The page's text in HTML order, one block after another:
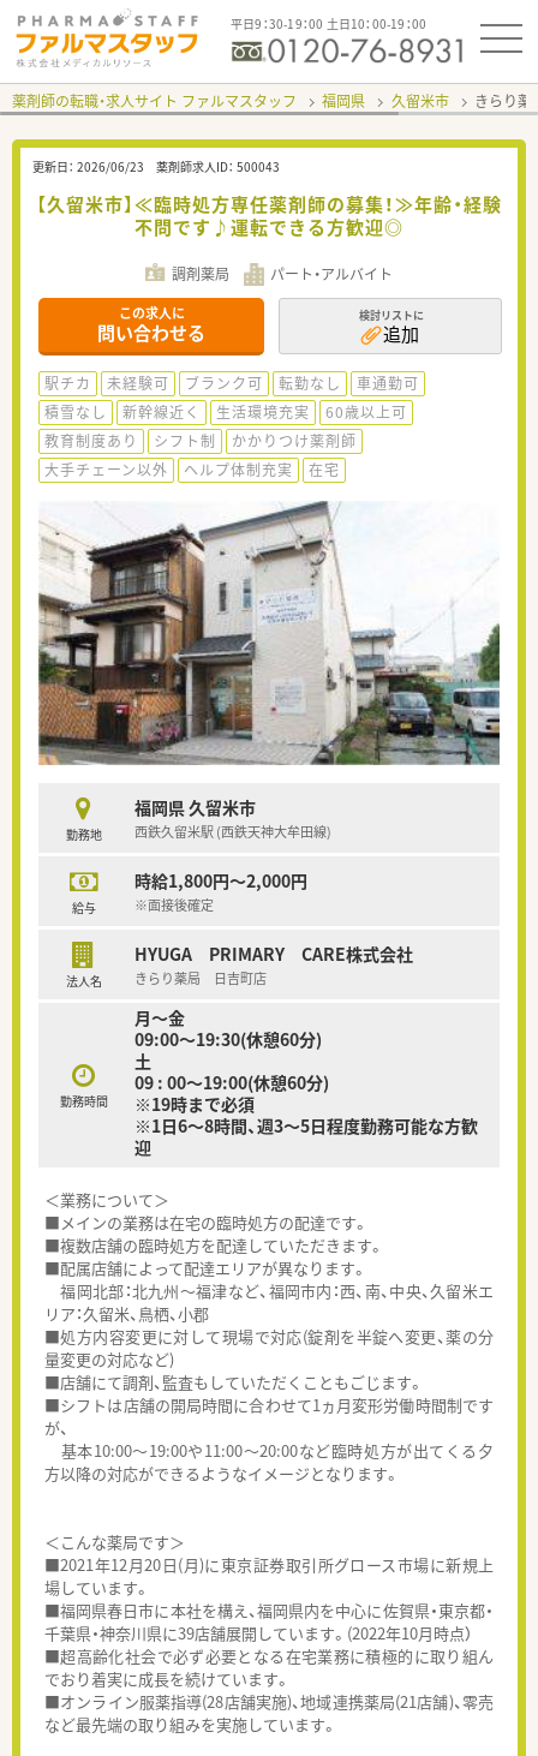
平日9：30-19：00 土日10：00-19：00
薬剤師の転職・求人サイト ファルマスタッフ 福岡県 久留米市 きらり
更新日： 2026/06/23 薬剤師求人ID： 500043
【久留米市】≪臨時処方専任薬剤師の募集！≫年齢・経験
不問です♪運転できる方歓迎◎
調剤薬局 パート・アルバイト
この求人に
問い合わせる
検討リストに
追加
駅チカ 未経験可 ブランク可 転勤なし
車通勤可
積雪なし
新幹線近く 生活環境充実
60歳以上可
教育制度あり
シフト制
かかりつけ薬剤師
大手チェーン以外
ヘルプ体制充実 在宅
勤務地
福岡県 久留米市
西鉄久留米駅 (西鉄天神大牟田線)
給与
時給1,800円～2,000円
※面接後確定
法人名
HYUGA PRIMARY CARE株式会社
きらり薬局 日吉町店
勤務時間
月～金
09:00～19:30(休憩60分)
土
09 : 00～19:00(休憩60分)
※19時まで必須
※1日6～8時間、週3～5日程度勤務可能な方歓
迎
＜業務について＞
■メインの業務は在宅の臨時処方の配達です。
■複数店舗の臨時処方を配達していただきます。
■配属店舗によって配達エリアが異なります。
福岡北部：北九州～福津など、福岡市内：西、南、中央、久留米エ
リア：久留米、鳥栖、小郡
■処方内容変更に対して現場で対応(錠剤を半錠へ変更、薬の分
量変更の対応など)
■店舗にて調剤、監査もしていただくこともごじます。
■シフトは店舗の開局時間に合わせて1ヵ月変形労働時間制です
が、
基本10:00～19:00や11:00～20:00など臨時処方が出てくる夕
方以降の対応ができるようなイメージとなります。
＜こんな薬局です＞
■2021年12月20日(月)に東京証券取引所グロース市場に新規上
場しています。
■福岡県春日市に本社を構え、福岡県内を中心に佐賀県・東京都・
千葉県・神奈川県に39店舗展開しています。(2022年10月時点）
■超高齢化社会で必ず必要となる在宅業務に積極的に取り組ん
でおり着実に成長を続けています。
■オンライン服薬指導(28店舗実施)、地域連携薬局(21店舗)、零売
など最先端の取り組みを実施しています。